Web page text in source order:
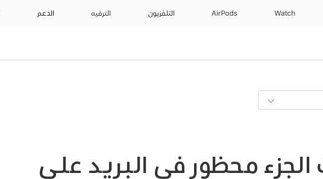
Watch
AirPods التلفزيون الترفيه الدعم
الجزء محظور في البريد على